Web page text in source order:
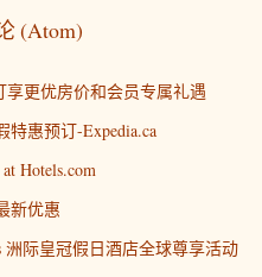
(Atom)
更优房价和会员专属礼遇
惠预订-Expedia.ca
Hotels.com
新优惠
洲际皇冠假日酒店全球尊享活动